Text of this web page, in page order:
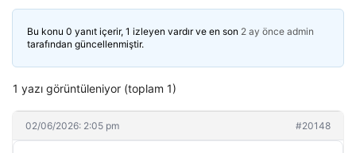
Bu konu 0 yanıt içerir, 1 izleyen vardır ve en son 2 ay önce admin
tarafından güncellenmiştir.
1 yazı görüntüleniyor (toplam 1)
02/06/2026: 2:05 pm #20148